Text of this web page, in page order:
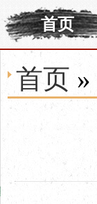
首页
首页 »